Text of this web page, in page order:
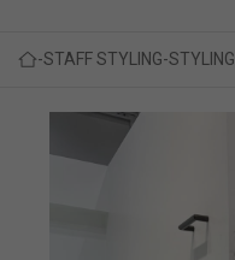
STAFF STYLING STYLING